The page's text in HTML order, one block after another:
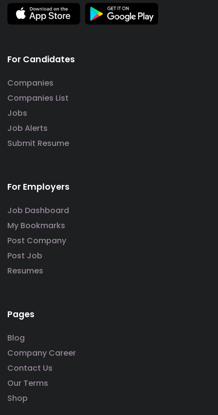
For Candidates
Companies
Companies List
Jobs
Job Alerts
Submit Resume
For Employers
Job Dashboard
My Bookmarks
Post Company
Post Job
Resumes
Pages
Blog
Company Career
Contact Us
Our Terms
Shop